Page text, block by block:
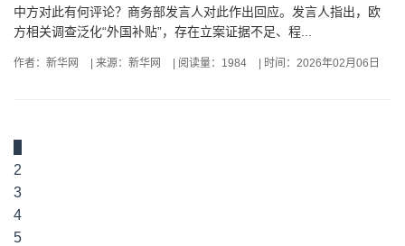
中方对此有何评论？商务部发言人对此作出回应。发言人指出，欧
方相关调查泛化“外国补贴”，存在立案证据不足、程...
作者：新华网 来源：新华网 阅读量：1984 时间：2026年02月06日
2
3
4
5